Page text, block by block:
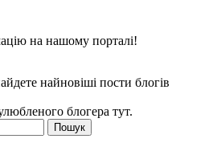
на нашому порталі!
найновіші пости блогів
блогера тут.
Пошук